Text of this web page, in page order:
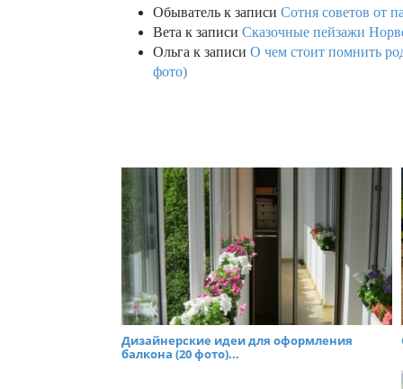
Обыватель к записи Сотня советов от
Вета к записи Сказочные пейзажи
Ольга к записи О чем стоит помнить
фото)
Дизайнерские идеи для оформления
балкона (20 фото)...